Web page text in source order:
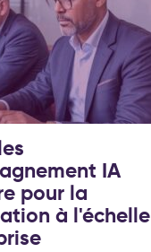
IA
pour la
à l'échelle